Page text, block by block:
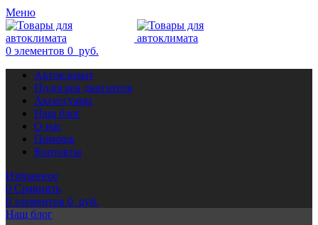
Меню
0 элементов 0 руб.
Автоклимат
Подогрев двигателя
Аксессуары
Наш блог
О нас
Помощь
Контакты
Избранное
0 Сравнить
0 элементов 0 руб.
Наш блог